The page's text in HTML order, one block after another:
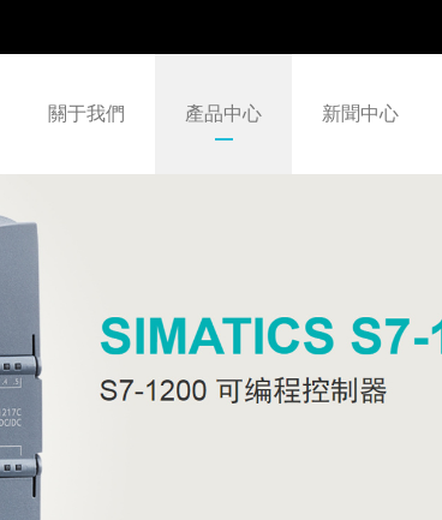
關于我們 產品中心 新聞中心